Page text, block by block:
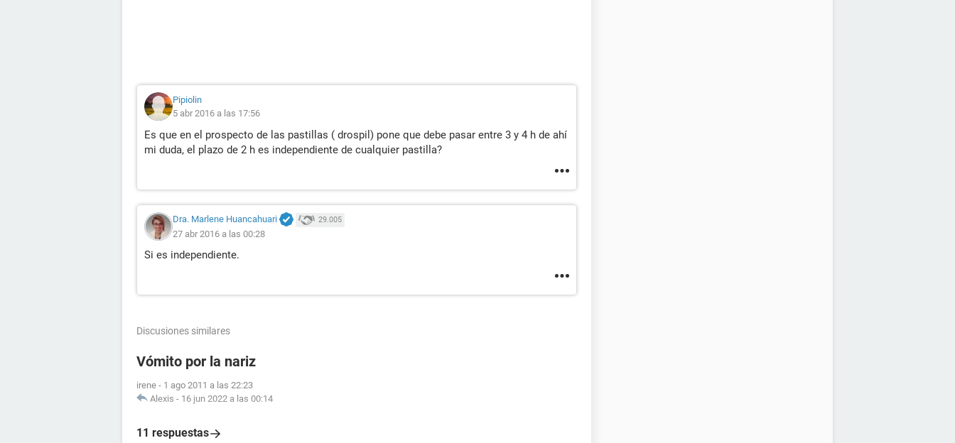
Pipiolin
5 abr 2016 a las 17:56
Es que en el prospecto de las pastillas ( drospil) pone que debe pasar entre 3 y 4 h de ahí
mi duda, el plazo de 2 h es independiente de cualquier pastilla?
Dra. Marlene Huancahuari 29.005
27 abr 2016 a las 00:28
Si es independiente.
Discusiones similares
Vómito por la nariz
irene - 1 ago 2011 a las 22:23
Alexis - 16 jun 2022 a las 00:14
11 respuestas